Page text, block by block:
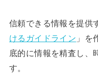
信頼できる情報を提供
けるガイドライン 」を
底的に情報を精査し、
す。